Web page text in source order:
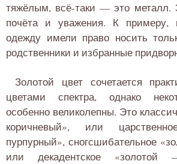
тяжёлым, всё-таки — это металл.
почёта и уважения. К примеру,
одежду имели право носить
родственники и избранные
Золотой цвет сочетается
цветами спектра, однако
особенно великолепны. Это
коричневый», или
пурпурный», сногсшибательное
или декадентское «золотой